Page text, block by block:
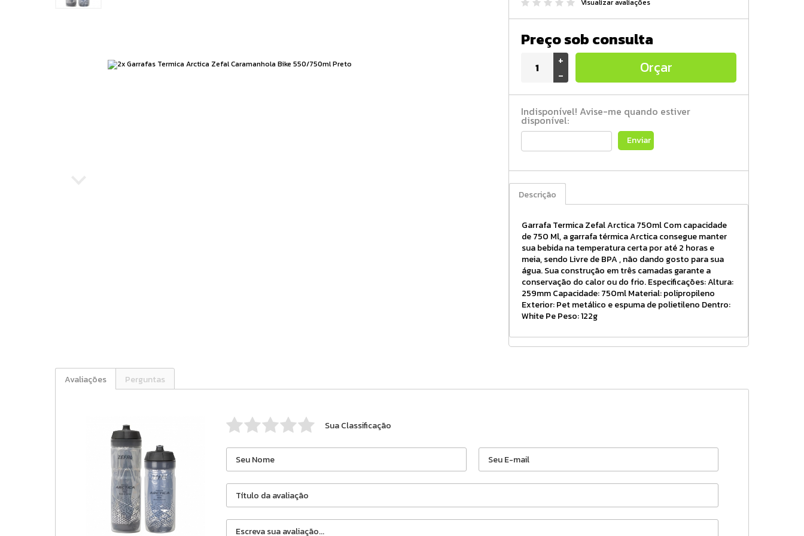
Visualizar avaliações
Preço sob consulta
+
-
Orçar
Indisponível! Avise-me quando estiver
disponível:
Enviar
Descrição
Garrafa Termica Zefal Arctica 750ml Com capacidade
de 750 Ml, a garrafa térmica Arctica consegue manter
sua bebida na temperatura certa por até 2 horas e
meia, sendo Livre de BPA , não dando gosto para sua
água. Sua construção em três camadas garante a
conservação do calor ou do frio. Especificações: Altura:
259mm Capacidade: 750ml Material: polipropileno
Exterior: Pet metálico e espuma de polietileno Dentro:
White Pe Peso: 122g
Avaliações Perguntas
Sua Classificação